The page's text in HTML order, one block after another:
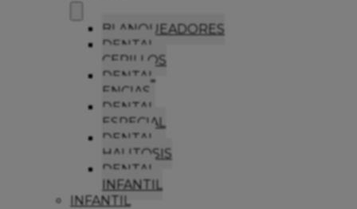
BLANQUEADORES
DENTAL
CEPILLOS
DENTAL
ENCIAS
DENTAL
ESPECIAL
DENTAL
HALITOSIS
DENTAL
INFANTIL
INFANTIL